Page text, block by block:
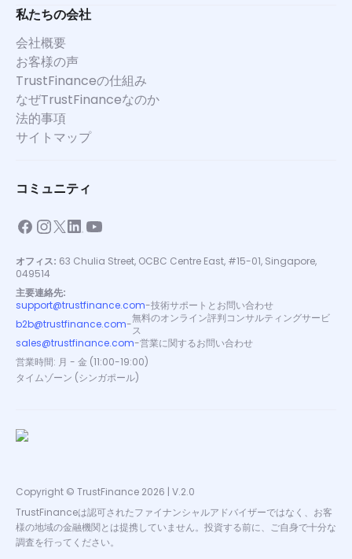
私たちの会社
会社概要
お客様の声
TrustFinanceの仕組み
なぜTrustFinanceなのか
法的事項
サイトマップ
コミュニティ
オフィス: 63 Chulia Street, OCBC Centre East, #15-01, Singapore,
049514
主要連絡先:
support@trustfinance.com-技術サポートとお問い合わせ
b2b@trustfinance.com-無料のオンライン評判コンサルティングサービ
ス
sales@trustfinance.com-営業に関するお問い合わせ
営業時間: 月 - 金 (11:00-19:00)
タイムゾーン (シンガポール)
Copyright © TrustFinance 2026 | V.2.0
TrustFinanceは認可されたファイナンシャルアドバイザーではなく、お客
様の地域の金融機関とは提携していません。投資する前に、ご自身で十分な
調査を行ってください。